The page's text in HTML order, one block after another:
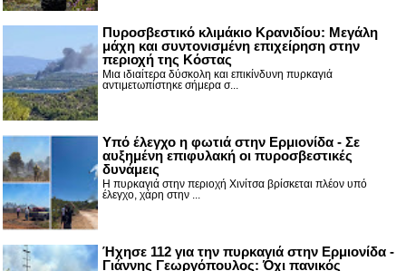
Πυροσβεστικό κλιμάκιο Κρανιδίου: Μεγάλη
μάχη και συντονισμένη επιχείρηση στην
περιοχή της Κόστας
Μια ιδιαίτερα δύσκολη και επικίνδυνη πυρκαγιά
αντιμετωπίστηκε σήμερα σ...
Υπό έλεγχο η φωτιά στην Ερμιονίδα - Σε
αυξημένη επιφυλακή οι πυροσβεστικές
δυνάμεις
Η πυρκαγιά στην περιοχή Χινίτσα βρίσκεται πλέον υπό
έλεγχο, χάρη στην ...
Ήχησε 112 για την πυρκαγιά στην Ερμιονίδα -
Γιάννης Γεωργόπουλος: Όχι πανικός